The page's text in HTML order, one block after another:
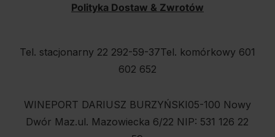
Polityka Dostaw & Zwrotów
Tel. stacjonarny 22 292-59-37Tel. komórkowy 601
602 652
WINEPORT DARIUSZ BURZYŃSKI05-100 Nowy
Dwór Maz.ul. Mazowiecka 6/22 NIP: 531 126 22